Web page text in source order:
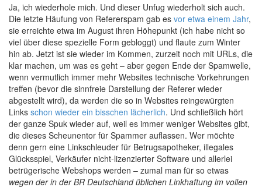
Ja, ich wiederhole mich. Und dieser Unfug wiederholt sich auch.
Die letzte Häufung von Refererspam gab es vor etwa einem Jahr,
sie erreichte etwa im August ihren Höhepunkt (ich habe nicht so
viel über diese spezielle Form gebloggt) und flaute zum Winter
hin ab. Jetzt ist sie wieder im Kommen, zurzeit noch mit URLs, die
klar machen, um was es geht – aber gegen Ende der Spamwelle,
wenn vermutlich immer mehr Websites technische Vorkehrungen
treffen (bevor die sinnfreie Darstellung der Referer wieder
abgestellt wird), da werden die so in Websites reingewürgten
Links schon wieder ein bisschen lächerlich. Und schließlich hört
der ganze Spuk wieder auf, weil es immer weniger Websites gibt,
die dieses Scheunentor für Spammer auflassen. Wer möchte
denn gern eine Linkschleuder für Betrugsapotheker, illegales
Glücksspiel, Verkäufer nicht-lizenzierter Software und allerlei
betrügerische Webshops werden – zumal man für so etwas
wegen der in der BR Deutschland üblichen Linkhaftung im vollen